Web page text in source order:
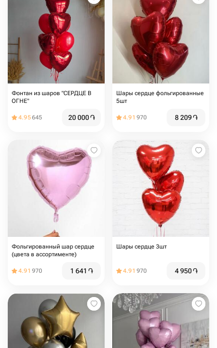
Фонтан из шаров "СЕРДЦЕ В
ОГНЕ"
4.95645 20 000֏
Шары сердце фольгированные
5шт
4.91 970 8 209֏
Фольгированный шар сердце
(цвета в ассортименте)
4.91 970 1 641 ֏
Шары сердце 3шт
4.91 970 4 950֏